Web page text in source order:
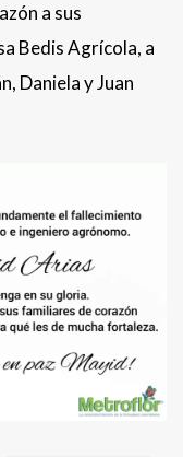
a sus
Bedis Agrícola, a
Daniela y Juan